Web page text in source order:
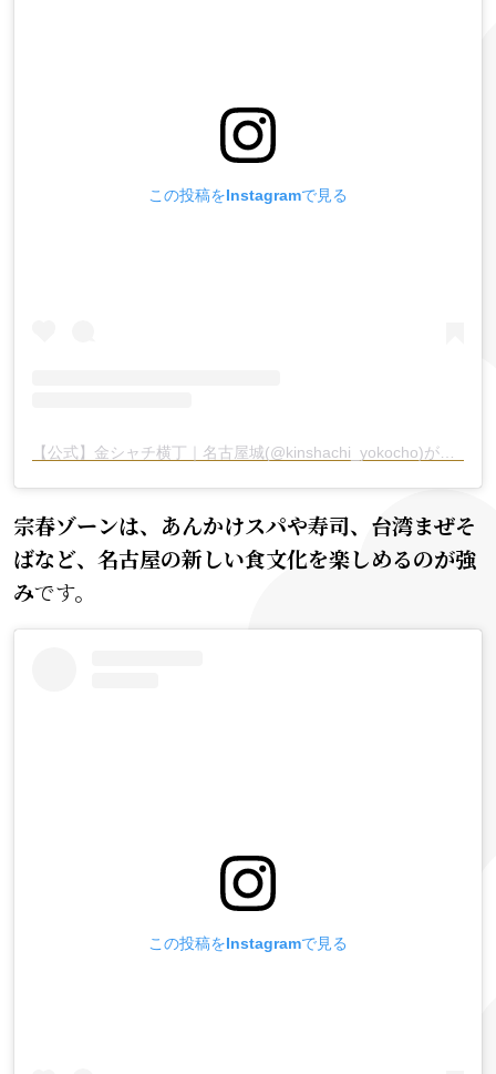
この投稿をInstagramで見る
【公式】金シャチ横丁｜名古屋城(@kinshachi_yokocho)がシェアした投稿
宗春ゾーンは、あんかけスパや寿司、台湾まぜそ
ばなど、名古屋の新しい食文化を楽しめるのが強
みです。
この投稿をInstagramで見る